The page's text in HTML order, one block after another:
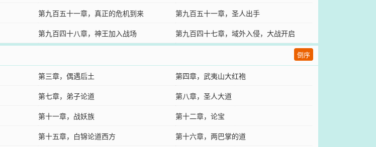
第九百五十一章，真正的危机到来
第九百五十一章，圣人出手
第九百四十八章，神王加入战场 第九百四十七章，域外入侵，大战开启
倒序
第三章，偶遇后土
第四章，武夷山大红袍
第七章，弟子论道
第八章，圣人大道
第十一章，战妖族
第十二章，论宝
第十五章，白锦论道西方
第十六章，两巴掌的道